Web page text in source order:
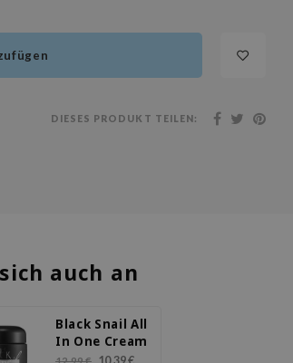
DIESES PRODUKT TEILEN:
auch an
Black Snail All
In One Cream
12,99 €